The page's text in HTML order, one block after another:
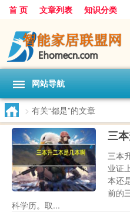
首 页 文章列表 知识分类
网站导航
> 有关“都是”的文章
三
三本
业证
本还
前的
科学历。取...